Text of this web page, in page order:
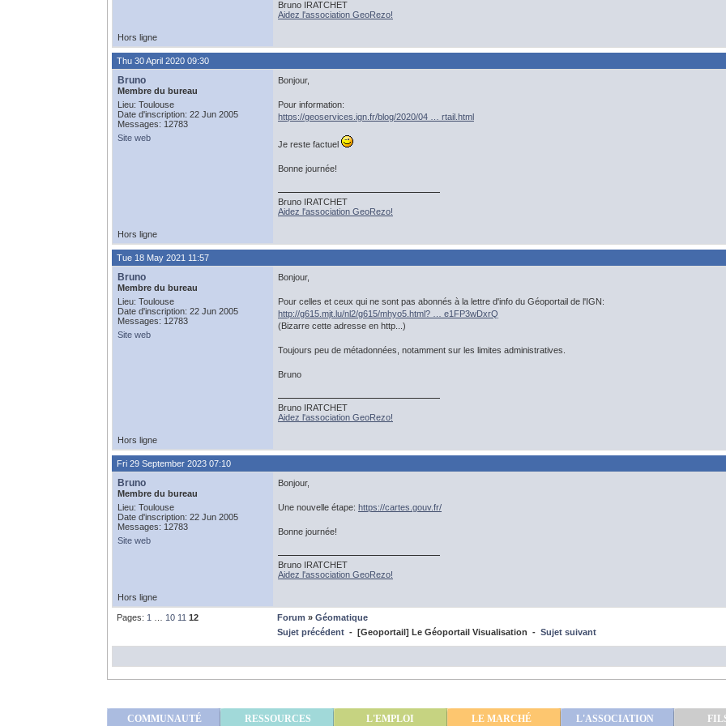
Bruno IRATCHET
Aidez l'association GeoRezo!
Hors ligne
Thu 30 April 2020 09:30
Bruno
Membre du bureau
Lieu: Toulouse
Date d'inscription: 22 Jun 2005
Messages: 12783
Site web
Bonjour,
Pour information:
https://geoservices.ign.fr/blog/2020/04 … rtail.html
Je reste factuel
Bonne journée!
Bruno IRATCHET
Aidez l'association GeoRezo!
Hors ligne
Tue 18 May 2021 11:57
Bruno
Membre du bureau
Lieu: Toulouse
Date d'inscription: 22 Jun 2005
Messages: 12783
Site web
Bonjour,
Pour celles et ceux qui ne sont pas abonnés à la lettre d'info du Géoportail de l'IGN:
http://g615.mjt.lu/nl2/g615/mhyo5.html? … e1FP3wDxrQ
(Bizarre cette adresse en http...)
Toujours peu de métadonnées, notamment sur les limites administratives.
Bruno
Bruno IRATCHET
Aidez l'association GeoRezo!
Hors ligne
Fri 29 September 2023 07:10
Bruno
Membre du bureau
Lieu: Toulouse
Date d'inscription: 22 Jun 2005
Messages: 12783
Site web
Bonjour,
Une nouvelle étape: https://cartes.gouv.fr/
Bonne journée!
Bruno IRATCHET
Aidez l'association GeoRezo!
Hors ligne
Pages: 1 10 11 12 Forum » Géomatique
Sujet précédent - [Geoportail] Le Géoportail Visualisation - Sujet suivant
COMMUNAUTÉ RESSOURCES L'EMPLOI LE MARCHÉ L'ASSOCIATION